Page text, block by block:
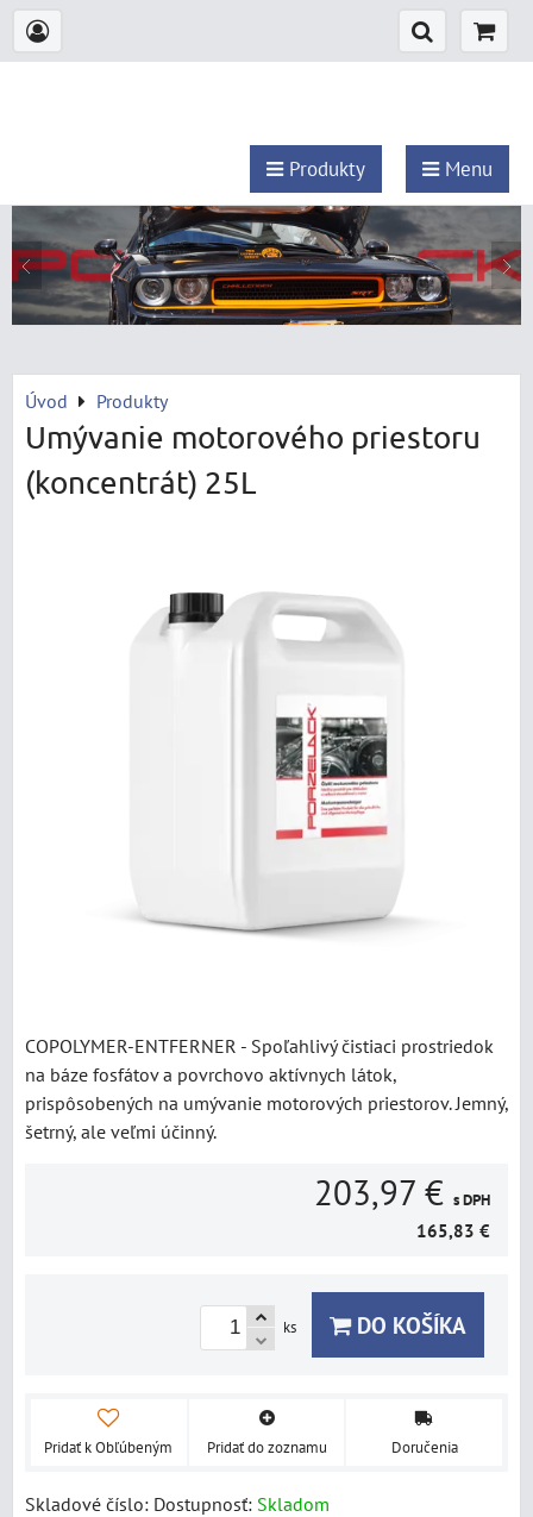
Produkty Menu
Úvod Produkty
Umývanie motorového priestoru
(koncentrát) 25L
COPOLYMER-ENTFERNER - Spoľahlivý čistiaci prostriedok
na báze fosfátov a povrchovo aktívnych látok,
prispôsobených na umývanie motorových priestorov. Jemný,
šetrný, ale veľmi účinný.
203,97 € s DPH
165,83 €
ks DO KOŠÍKA
Pridať k Obľúbeným Pridať do zoznamu Doručenia
Skladové číslo: Dostupnosť: Skladom